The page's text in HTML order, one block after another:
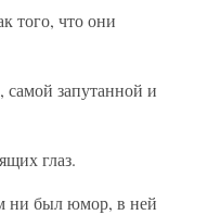
того, что они
запутанной и
глаз.
ни был юмор, в ней